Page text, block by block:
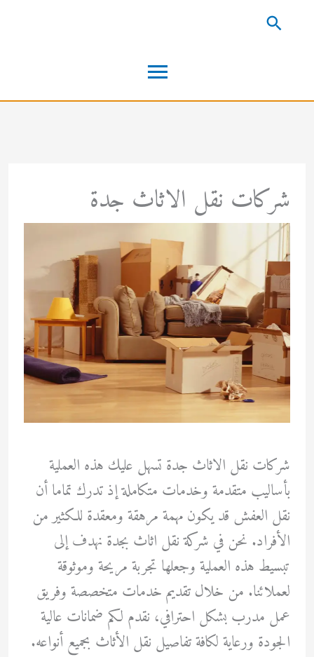
القائمة
الرئيسية
البحث
شركات نقل الاثاث جدة
شركات نقل الاثاث جدة تسهل عليك هذه العملية
بأساليب متقدمة وخدمات متكاملة إذ تدرك تماما أن
نقل العفش قد يكون مهمة مرهقة ومعقدة للكثير من
الأفراد. نحن في شركة نقل اثاث بجدة نهدف إلى
تبسيط هذه العملية وجعلها تجربة مريحة وموثوقة
لعملائنا. من خلال تقديم خدمات متخصصة وفريق
عمل مدرب بشكل احترافي، نقدم لكم ضمانات عالية
الجودة ورعاية لكافة تفاصيل نقل الأثاث بجميع أنواعه.